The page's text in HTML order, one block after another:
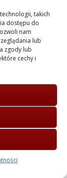
takich
dostępu do
nam
lub
zgody lub
cechy i